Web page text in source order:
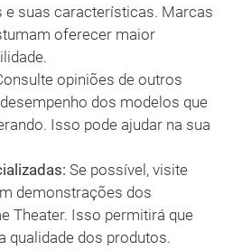
e suas características. Marcas
oferecer maior
opiniões de outros
dos modelos que
Isso pode ajudar na sua
Se possível, visite
demonstrações dos
Theater. Isso permitirá que
qualidade dos produtos.